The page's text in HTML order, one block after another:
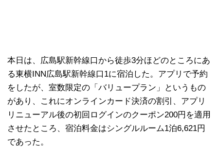
本日は、広島駅新幹線口から徒歩3分ほどのところにあ
る東横INN広島駅新幹線口1に宿泊した。アプリで予約
をしたが、室数限定の「バリュープラン」というもの
があり、これにオンラインカード決済の割引、アプリ
リニューアル後の初回ログインのクーポン200円を適用
させたところ、宿泊料金はシングルルーム1泊6,621円
であった。